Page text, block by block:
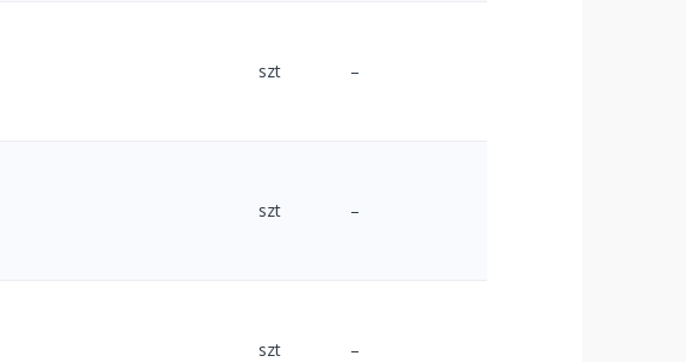
szt –
szt –
szt –